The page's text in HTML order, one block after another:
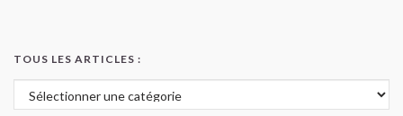
TOUS LES ARTICLES :
Tous les articles :